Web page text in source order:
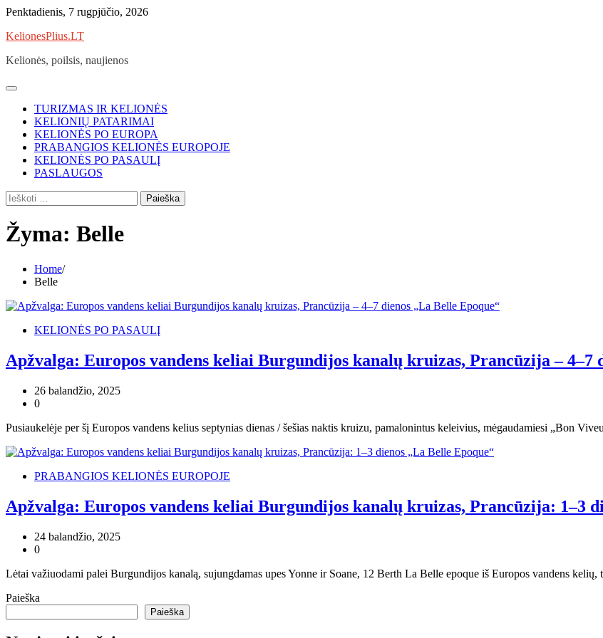
Skip
content
Penktadienis, 7 rugpjūčio, 2026
KelionesPlius.LT
Kelionės, poilsis, naujienos
TURIZMAS IR KELIONĖS
KELIONIŲ PATARIMAI
KELIONĖS PO EUROPA
PRABANGIOS KELIONĖS EUROPOJE
KELIONĖS PO PASAULĮ
PASLAUGOS
Ieškoti:
Žyma: Belle
Home
Belle
KELIONĖS PO PASAULĮ
Apžvalga: Europos vandens keliai Burgundijos kanalų kruizas, Prancūzija – 4–7
26 balandžio, 2025
0
Pusiaukelėje per šį Europos vandens kelius septynias dienas / šešias naktis kruizu, pamalonintus keleivius, mėgaudamiesi „Bon
PRABANGIOS KELIONĖS EUROPOJE
Apžvalga: Europos vandens keliai Burgundijos kanalų kruizas, Prancūzija: 1–3
24 balandžio, 2025
0
Lėtai važiuodami palei Burgundijos kanalą, sujungdamas upes Yonne ir Soane, 12 Berth La Belle epoque iš Europos vandens
Paieška
Paieška